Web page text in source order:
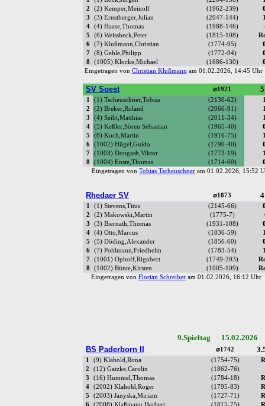
2
(2) Kemper,Meinolf (1962-239)
3
(3) Ernstberger,Julian (2047-144)
4
(4) Haase,Thomas (1988-146)
5
(6) Weissbeck,Peter (1815-108)
6
(7) Klußmann,Christian (1774-95)
7
(8) Gehle,Philipp (1772-94)
8
(1005) Klocke,Michael (1686-130)
Eingetragen von Christian Klußmannam 01.02.2026, 14:45
SV Soest ⌀1921
1 (1) Tscheuschner,Tobias (2130-62)
2
(2) Breker,Roland (2066-91)
3
(4) Seibt,Matthias (2011-34)
4
(5) Keßler,Sören Sebastian (1965-40)
5
(8) Koch,Martin (1916-75)
6
(1002) Hügel,Guido (1790-40)
7
(1003) Dongash,Viktor (1773-19)
8
(1004) Enste,Thomas (1714-60)
Eingetragen von Tobias Tscheuschner am 01.02.2026, 15:52
Rhedaer SV ⌀1873
1 (1) Stevens,Titus (2145-66)
2
(2) Makowski,Martin (1775-7)
3
(3) Biernath,Thomas (1931-108)
4
(4) Otto,Marcus (1836-59)
5
(5) Döding,Alexander (1856-60)
6
(7) Pohlmann,Friedhelm (1783-54)
7
(1001) Ophoff,Rigobert (1749-203)
8
(1002) Bünte,Kirsten (1905-109)
Eingetragen von Florian Schreiber am 01.02.2026, 16:12
9.Spieltag 15.02.2026
BS Paderborn II
⌀1742
1 (9) Klahold,Rona (1754-75)
2
(12) Gatzke,Carolin (1862-76)
3
(16) Hummel,Thomas (1784-18)
4
(2002) Klahold,Roger (1795-83)
5
(2003) Janyska,Miriam (1727-71)